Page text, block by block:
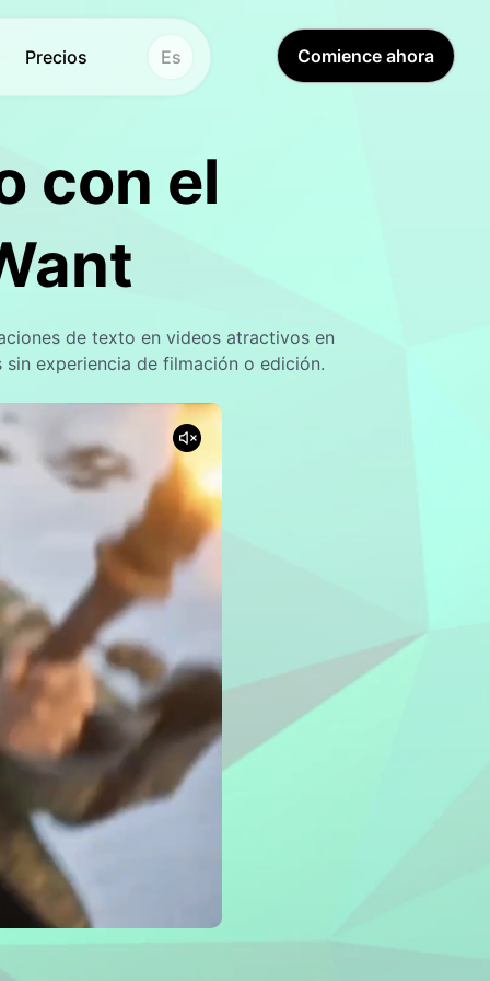
Precios Es
Hot
antecedentes
AI New
Hot
Al
AI
Comience ahora
con el
de texto en videos atractivos en
experiencia de filmación o edición.